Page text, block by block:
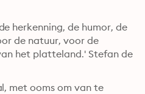
herkenning, de humor, de
de natuur, voor de
het platteland.' Stefan de
met ooms om van te